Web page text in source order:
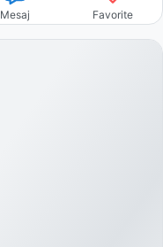
Mesaj Favorite